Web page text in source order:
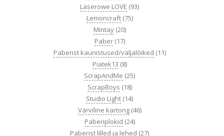
Laserowe LOVE (93)
Lemoncraft (75)
Mintay (20)
Paber (17)
Paberist kaunistused/väljalõiked (11)
Piatek13 (8)
ScrapAndMe (25)
ScrapBoys (18)
Studio Light (14)
Värviline kartong (46)
Paberiplokid (24)
Paberist lilled ja lehed (27)